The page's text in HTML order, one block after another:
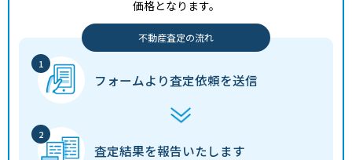
価格となります。
不動産査定の流れ
フォームより査定依頼を送信
査定結果を報告いたします